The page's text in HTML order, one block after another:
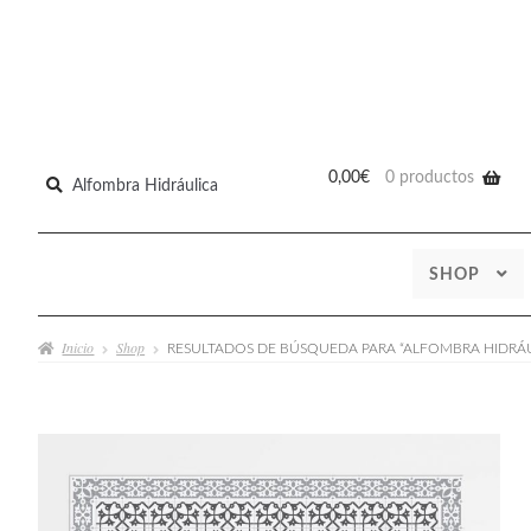
Buscar
0,00€ 0 productos
SHOP
Inicio Shop RESULTADOS DE BÚSQUEDA PARA “ALFOMBRA